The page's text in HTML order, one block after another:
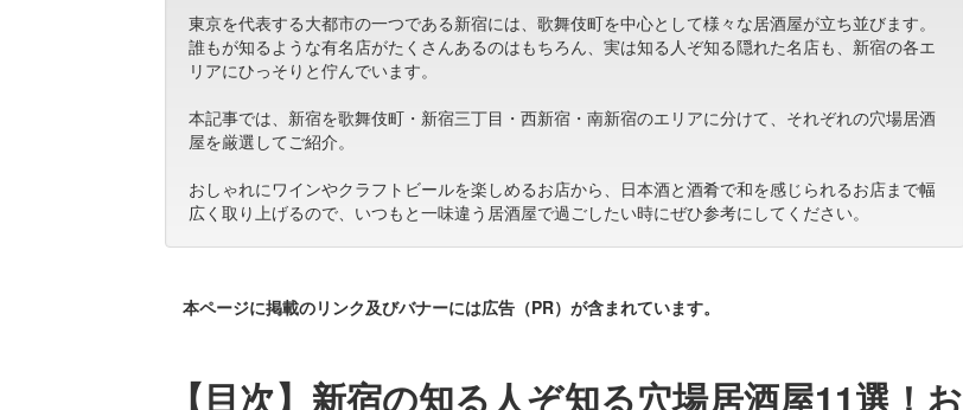
東京を代表する大都市の一つである新宿には、歌舞伎町を中心として様々な居酒屋が立ち並びます。
誰もが知るような有名店がたくさんあるのはもちろん、実は知る人ぞ知る隠れた名店も、新宿の各エ
リアにひっそりと佇んでいます。
本記事では、新宿を歌舞伎町・新宿三丁目・西新宿・南新宿のエリアに分けて、それぞれの穴場居酒
屋を厳選してご紹介。
おしゃれにワインやクラフトビールを楽しめるお店から、日本酒と酒肴で和を感じられるお店まで幅
広く取り上げるので、いつもと一味違う居酒屋で過ごしたい時にぜひ参考にしてください。
本ページに掲載のリンク及びバナーには広告（PR）が含まれています。
【目次】新宿の知る人ぞ知る穴場居酒屋11選！お